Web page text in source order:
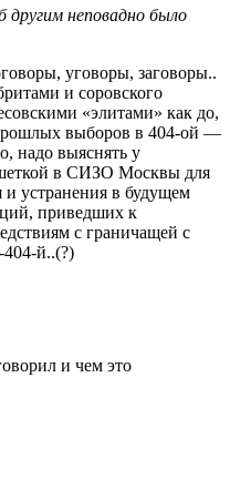
другим неповадно было
уговоры, заговоры..
и соровского
«элитами» как до,
выборов в 404-ой —
надо выяснять у
в СИЗО Москвы для
и устранения в будущем
приведших к
с граничащей с
й..(?)
и чем это